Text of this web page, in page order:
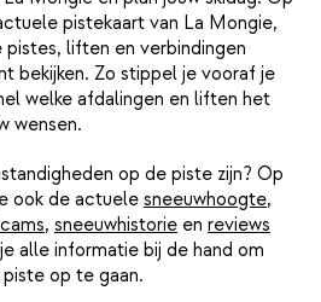
pistekaart van La Mongie,
liften en verbindingen
bekijken. Zo stippel je vooraf je
welke afdalingen en liften het
wensen.
op de piste zijn? Op
ook de actuele sneeuwhoogte,
, sneeuwhistorie en reviews
alle informatie bij de hand om
op te gaan.